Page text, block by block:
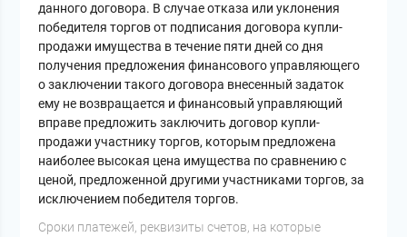
данного договора. В случае отказа или уклонения
победителя торгов от подписания договора купли-
продажи имущества в течение пяти дней со дня
получения предложения финансового управляющего
о заключении такого договора внесенный задаток
ему не возвращается и финансовый управляющий
вправе предложить заключить договор купли-
продажи участнику торгов, которым предложена
наиболее высокая цена имущества по сравнению с
ценой, предложенной другими участниками торгов, за
исключением победителя торгов.
Сроки платежей, реквизиты счетов, на которые